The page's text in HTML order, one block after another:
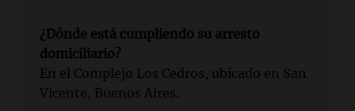
¿Dónde está cumpliendo su arresto
domiciliario?
En el Complejo Los Cedros, ubicado en San
Vicente, Buenos Aires.